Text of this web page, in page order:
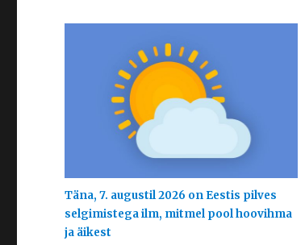
Täna, 7. augustil 2026 on Eestis pilves
selgimistega ilm, mitmel pool hoovihma
ja äikest